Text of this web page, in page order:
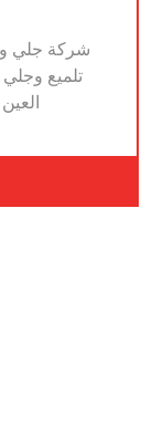
تلميع